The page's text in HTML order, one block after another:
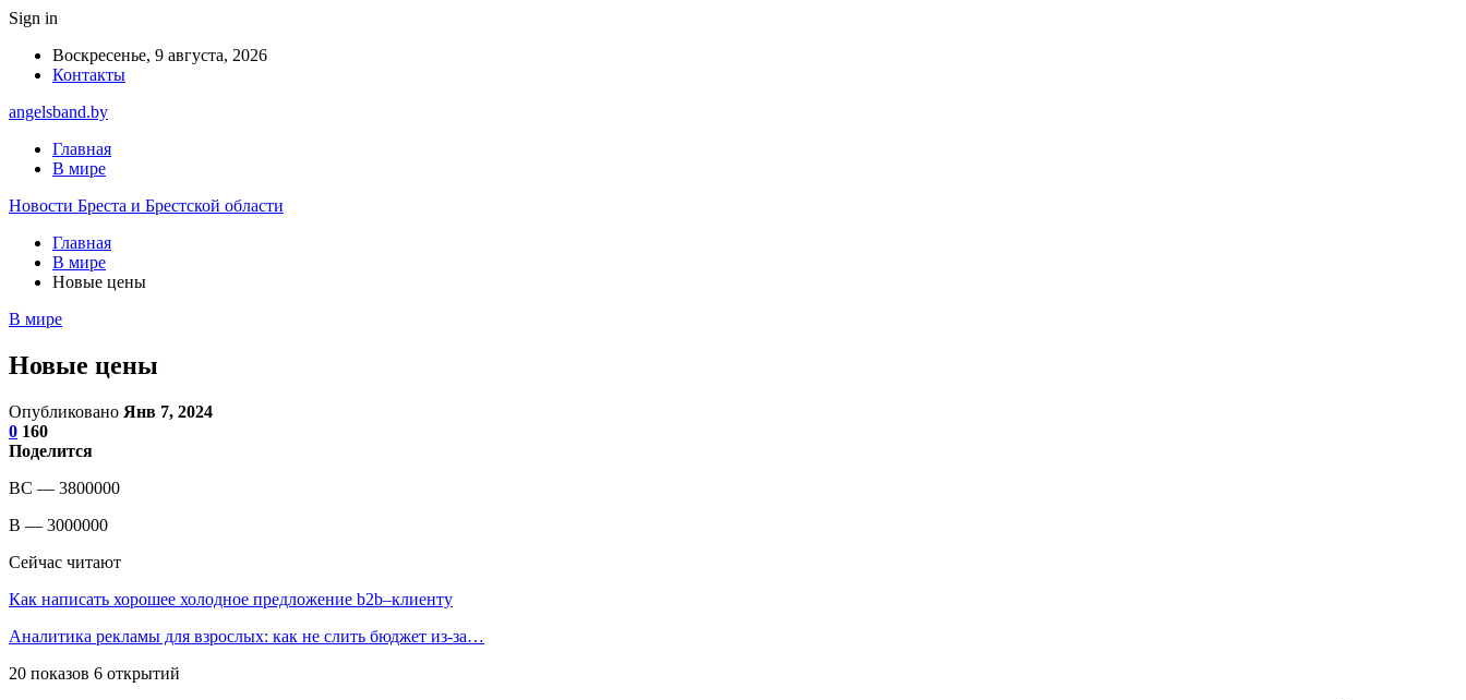
Sign in
Воскресенье, 9 августа, 2026
Контакты
angelsband.by
Главная
В мире
Новости Бреста и Брестской области
Главная
В мире
Новые цены
В мире
Новые цены
Опубликовано Янв 7, 2024
0 160
Поделится
BC — 3800000
B — 3000000
Сейчас читают
Как написать хорошее холодное предложение b2b–клиенту
Аналитика рекламы для взрослых: как не слить бюджет из-за…
20 показов 6 открытий